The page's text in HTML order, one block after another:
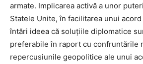
armate. Implicarea activă a unor
Statele Unite, în facilitarea unui
întări ideea că soluțiile diplomatice
preferabile în raport cu confruntările
repercusiunile geopolitice ale unui